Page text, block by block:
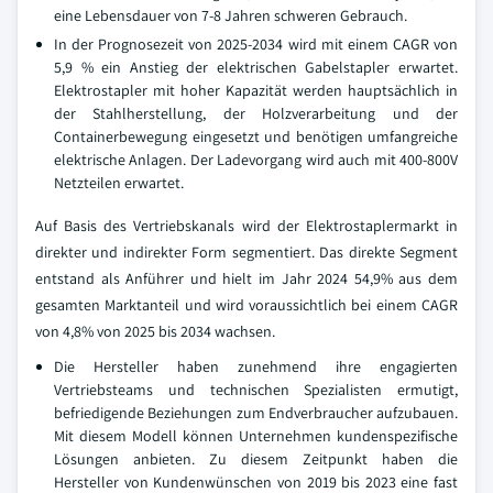
eine Lebensdauer von 7-8 Jahren schweren Gebrauch.
In der Prognosezeit von 2025-2034 wird mit einem CAGR von
5,9 % ein Anstieg der elektrischen Gabelstapler erwartet.
Elektrostapler mit hoher Kapazität werden hauptsächlich in
der Stahlherstellung, der Holzverarbeitung und der
Containerbewegung eingesetzt und benötigen umfangreiche
elektrische Anlagen. Der Ladevorgang wird auch mit 400-800V
Netzteilen erwartet.
Auf Basis des Vertriebskanals wird der Elektrostaplermarkt in
direkter und indirekter Form segmentiert. Das direkte Segment
entstand als Anführer und hielt im Jahr 2024 54,9% aus dem
gesamten Marktanteil und wird voraussichtlich bei einem CAGR
von 4,8% von 2025 bis 2034 wachsen.
Die Hersteller haben zunehmend ihre engagierten
Vertriebsteams und technischen Spezialisten ermutigt,
befriedigende Beziehungen zum Endverbraucher aufzubauen.
Mit diesem Modell können Unternehmen kundenspezifische
Lösungen anbieten. Zu diesem Zeitpunkt haben die
Hersteller von Kundenwünschen von 2019 bis 2023 eine fast